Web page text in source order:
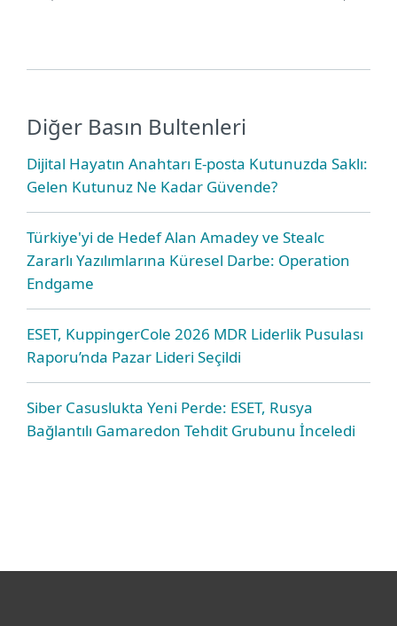
Diğer Basın Bultenleri
Dijital Hayatın Anahtarı E-posta Kutunuzda Saklı:
Gelen Kutunuz Ne Kadar Güvende?
Türkiye'yi de Hedef Alan Amadey ve Stealc
Zararlı Yazılımlarına Küresel Darbe: Operation
Endgame
ESET, KuppingerCole 2026 MDR Liderlik Pusulası
Raporu’nda Pazar Lideri Seçildi
Siber Casuslukta Yeni Perde: ESET, Rusya
Bağlantılı Gamaredon Tehdit Grubunu İnceledi